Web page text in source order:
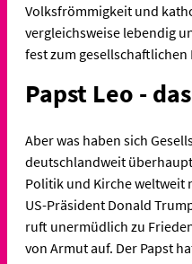
Volksfrömmigkeit und
vergleichsweise lebendig
fest zum gesellschaftlichen
Papst Leo -
Aber was haben sich
deutschlandweit
Politik und Kirche weltweit
US-Präsident Donald
ruft unermüdlich zu
von Armut auf. Der Papst